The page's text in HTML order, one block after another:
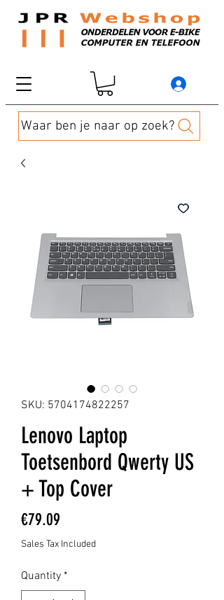
Waar ben je naar op zoek?
SKU: 5704174822257
Lenovo Laptop
Toetsenbord Qwerty US
+ Top Cover
€79.09
Sales Tax Included
Quantity *